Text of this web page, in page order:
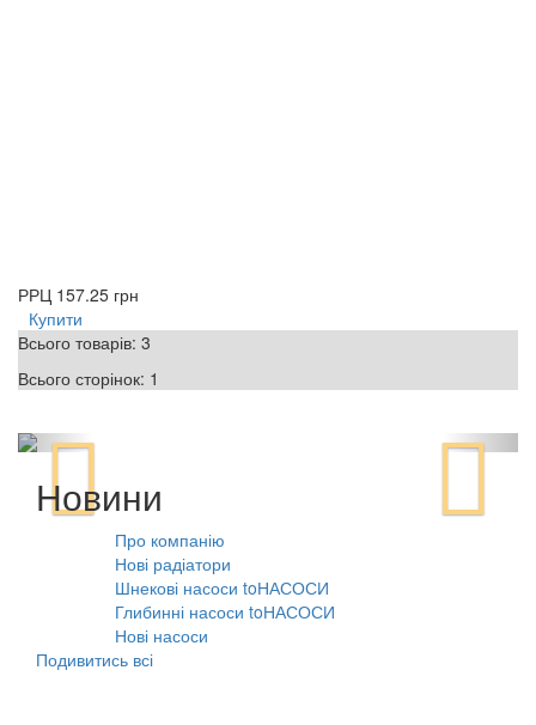
РРЦ 157.25 грн
Купити
Всього товарів: 3
Всього сторінок: 1
Новини
Про компанію
Нові радіатори
Шнекові насоси toНАСОСИ
Глибинні насоси toНАСОСИ
Нові насоси
Подивитись всі